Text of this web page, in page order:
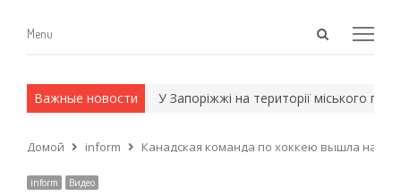
Open
Menu
Menu
Важные новости
армейские методы. У Запоріжжі на території міського
Домой inform Канадская команда по хоккею вышла на
inform Видео